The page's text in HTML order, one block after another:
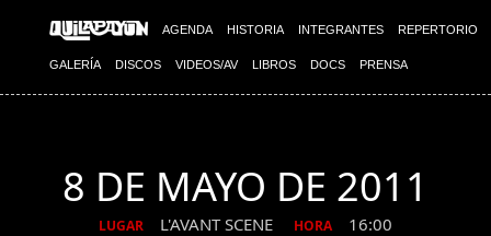
AGENDA HISTORIA INTEGRANTES REPERTORIO
GALERÍA DISCOS VIDEOS/AV LIBROS DOCS PRENSA
8 DE MAYO DE 2011
LUGAR L'AVANT SCENE HORA 16:00